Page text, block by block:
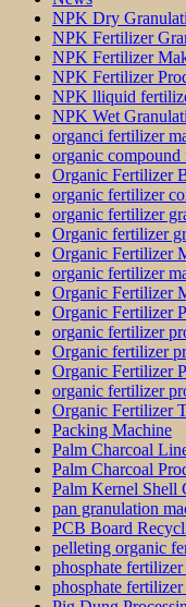
NPK Dry
NPK Fertilizer
NPK Fertilizer
NPK Fertilizer
NPK lliquid
NPK Wet
organci fertilizer
organic
Organic Fertilizer
organic fertilizer
organic fertilizer
Organic fertilizer
Organic Fertilizer
organic fertilizer
Organic Fertilizer
Organic Fertilizer
organic fertilizer
Organic fertilizer
Organic Fertilizer
organic fertilizer
Organic Fertilizer
Packing Machine
Palm Charcoal
Palm Charcoal
Palm Kernel Shell
pan granulation
PCB Board
pelleting organic
phosphate
phosphate